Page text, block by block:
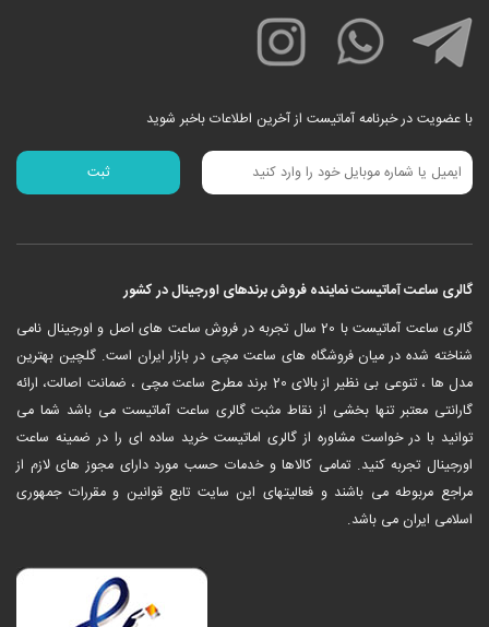
با عضویت در خبرنامه آماتیست از آخرین اطلاعات باخبر شوید
گالری ساعت آماتیست نماینده فروش برندهای اورجینال در کشور
‎گالری ساعت آماتیست با 20 سال تجربه در فروش ساعت های اصل و اورجینال نامی
شناخته شده در میان فروشگاه های ساعت مچی در بازار ایران است. گلچین بهترین
مدل ها ، تنوعی بی نظیر از بالای 20 برند مطرح ساعت مچی ، ضمانت اصالت، ارائه
گارانتی معتبر تنها بخشی از نقاط مثبت گالری ساعت آماتیست می باشد شما می
توانید با در خواست مشاوره از گالری اماتیست خرید ساده ای را در ضمینه ساعت
اورجینال تجربه کنید. تمامی کالاها و خدمات حسب مورد دارای مجوز های لازم از
مراجع مربوطه می باشند و فعالیتهای این سایت تابع قوانین و مقررات جمهوری
اسلامی ایران می باشد.